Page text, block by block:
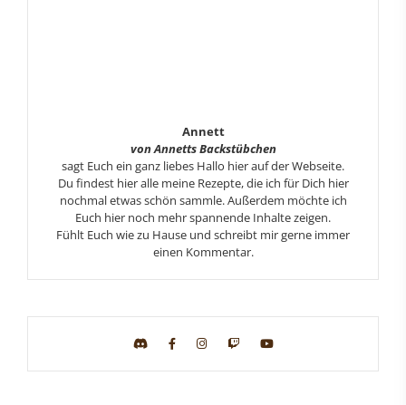
Annett
von Annetts Backstübchen
sagt Euch ein ganz liebes Hallo hier auf der Webseite.
Du findest hier alle meine Rezepte, die ich für Dich hier
nochmal etwas schön sammle. Außerdem möchte ich
Euch hier noch mehr spannende Inhalte zeigen.
Fühlt Euch wie zu Hause und schreibt mir gerne immer
einen Kommentar.